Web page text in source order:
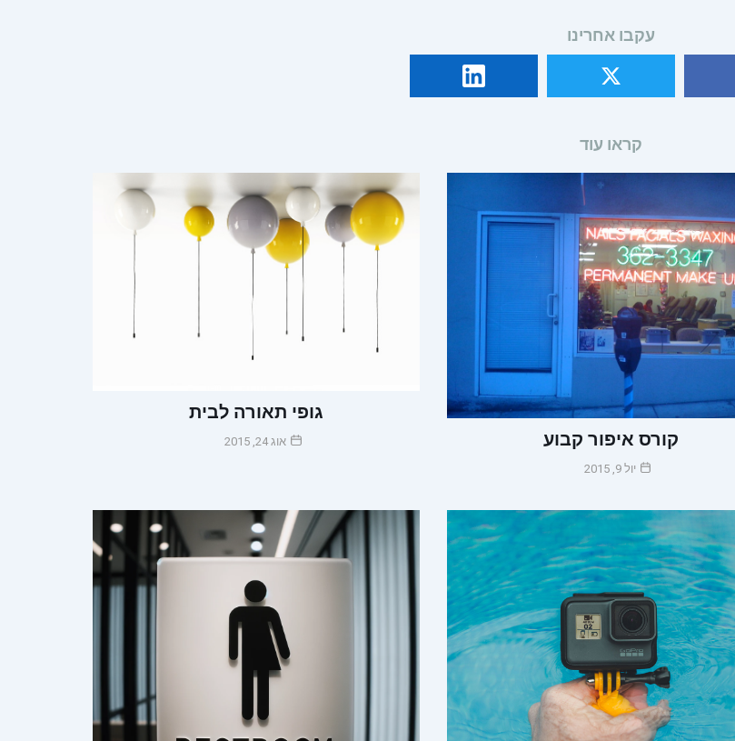
עקבו אחרינו
קראו עוד
קורס איפור קבוע
יול 9, 2015
גופי תאורה לבית
אוג 24, 2015